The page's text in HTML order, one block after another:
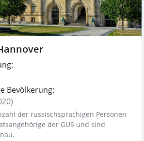
Bevölkerung:
der russischsprachigen Personen
der GUS und sind